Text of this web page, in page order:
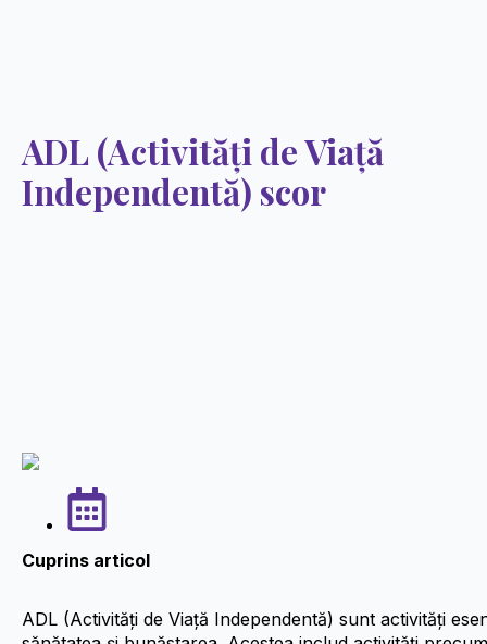
ADL (Activități de Viață
Independentă) scor
Cuprins articol
ADL (Activități de Viață Independentă) sunt activități